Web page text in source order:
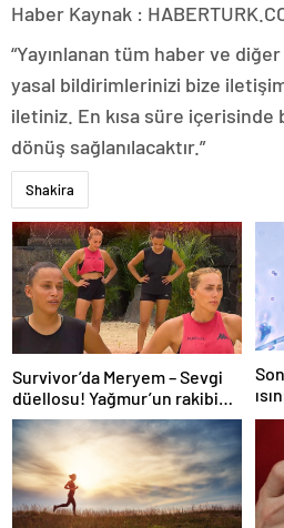
Haber Kaynak :
“Yayınlanan tüm haber ve
yasal bildirimlerinizi bize
iletiniz. En kısa süre
dönüş sağlanılacaktır.”
Shakira
Survivor’da Meryem – Sevgi
düellosu! Yağmur’un rakibi
belli oldu